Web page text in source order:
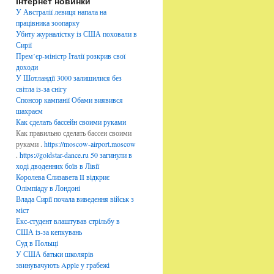
р
и
к
и
У Австралії левиця напала на
працівника зоопарку
Убиту журналістку із США поховали в
Сирії
Прем’єр-міністр Італії розкрив свої
доходи
У Шотландії 3000 залишилися без
світла із-за снігу
Спонсор кампанії Обами виявився
шахраєм
Как сделать бассейн своими руками
Как правильно сделать бассеи своими
руками . https://moscow-airport.moscow
. https://goldstar-dance.ru 50 загинули в
ході дводенних боїв в Лівії
Королева Єлизавета II відкриє
Олімпіаду в Лондоні
Влада Сирії почала виведення військ з
міст
Екс-студент влаштував стрільбу в
США із-за кепкувань
Суд в Польщі
У США батьки школярів
звинувачують Apple у грабежі